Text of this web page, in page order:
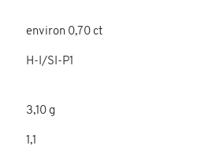
environ 0,70 ct
H-I/SI-P1
3,10 g
1,1